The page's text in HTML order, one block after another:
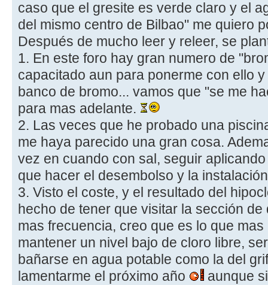
caso que el gresite es verde claro y el
del mismo centro de Bilbao" me quiero
Después de mucho leer y releer, se
1. En este foro hay gran numero de
capacitado aun para ponerme con ello
banco de bromo... vamos que "se me
para mas adelante.
2. Las veces que he probado una
me haya parecido una gran cosa.
vez en cuando con sal, seguir
que hacer el desembolso y la
3. Visto el coste, y el resultado del
hecho de tener que visitar la sección
mas frecuencia, creo que es lo que
mantener un nivel bajo de cloro libre,
bañarse en agua potable como la del
lamentarme el próximo año
aunque